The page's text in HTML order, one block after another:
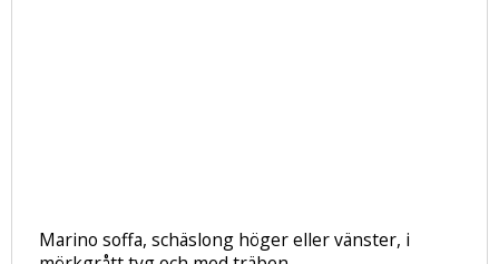
Marino soffa, schäslong höger eller vänster, i